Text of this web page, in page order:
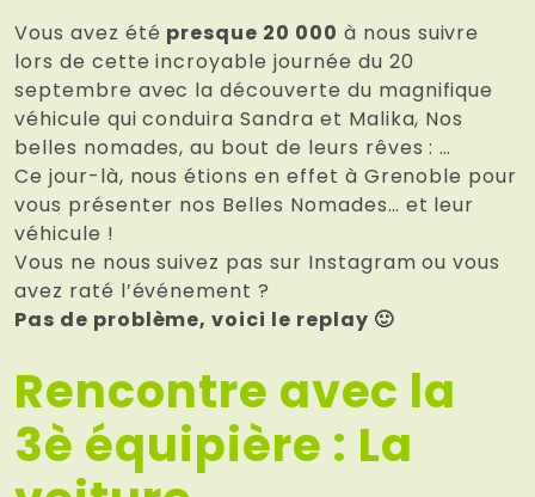
Vous avez été presque 20 000 à nous suivre
lors de cette incroyable journée du 20
septembre avec la découverte du magnifique
véhicule qui conduira Sandra et Malika, Nos
belles nomades, au bout de leurs rêves : …
Ce jour-là, nous étions en effet à Grenoble pour
vous présenter nos Belles Nomades… et leur
véhicule !
Vous ne nous suivez pas sur Instagram ou vous
avez raté l’événement ?
Pas de problème, voici le replay 🙂
Rencontre avec la
3è équipière : La